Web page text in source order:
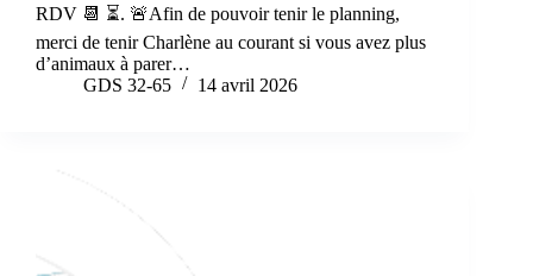
RDV 📆 ⏳. 🚨Afin de pouvoir tenir le planning,
merci de tenir Charlène au courant si vous avez plus
d’animaux à parer…
GDS 32-65
14 avril 2026